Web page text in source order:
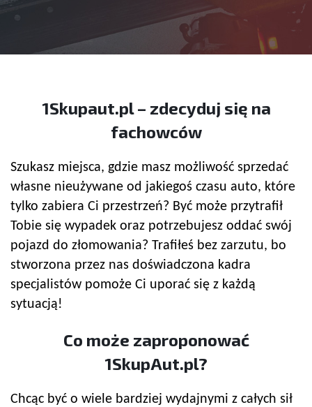
1Skupaut.pl – zdecyduj się na
fachowców
Szukasz miejsca, gdzie masz możliwość sprzedać
własne nieużywane od jakiegoś czasu auto, które
tylko zabiera Ci przestrzeń? Być może przytrafił
Tobie się wypadek oraz potrzebujesz oddać swój
pojazd do złomowania? Trafiłeś bez zarzutu, bo
stworzona przez nas doświadczona kadra
specjalistów pomoże Ci uporać się z każdą
sytuacją!
Co może zaproponować
1SkupAut.pl?
Chcąc być o wiele bardziej wydajnymi z całych sił